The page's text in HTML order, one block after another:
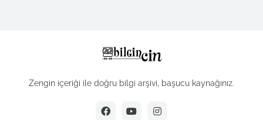
Zengin içeriği ile doğru bilgi arşivi, başucu kaynağınız.